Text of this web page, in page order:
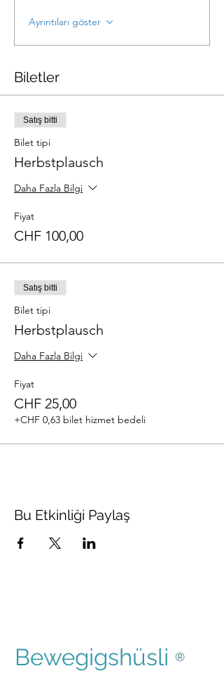
Ayrıntıları göster
Biletler
Satış bitti
Bilet tipi
Herbstplausch
Daha Fazla Bilgi
Fiyat
CHF 100,00
Satış bitti
Bilet tipi
Herbstplausch
Daha Fazla Bilgi
Fiyat
CHF 25,00
+CHF 0,63 bilet hizmet bedeli
Bu Etkinliği Paylaş
Bewegigshüsli ®